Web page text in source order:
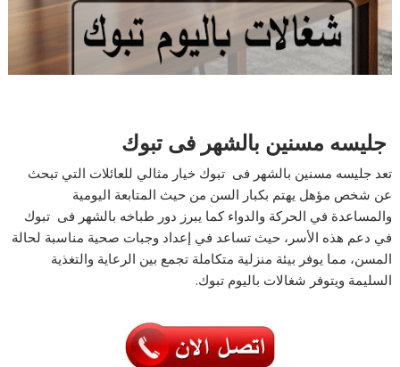
جليسه مسنين بالشهر فى تبوك
تعد جليسه مسنين بالشهر فى تبوك خيار مثالي للعائلات التي تبحث
عن شخص مؤهل يهتم بكبار السن من حيث المتابعة اليومية
والمساعدة في الحركة والدواء كما يبرز دور طباخه بالشهر فى تبوك
في دعم هذه الأسر، حيث تساعد في إعداد وجبات صحية مناسبة لحالة
المسن، مما يوفر بيئة منزلية متكاملة تجمع بين الرعاية والتغذية
السليمة ويتوفر شغالات باليوم تبوك.